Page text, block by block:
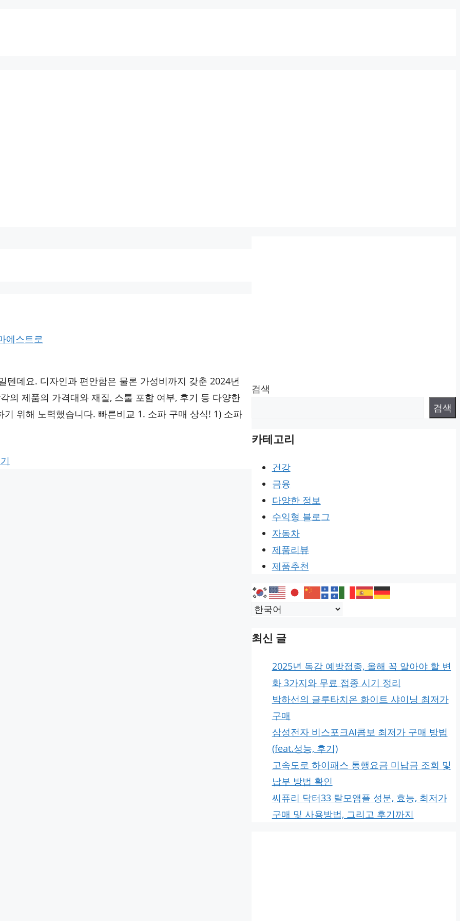
에스트로
데요. 디자인과 편안함은 물론 가성비까지 갖춘 2024년
의 제품의 가격대와 재질, 스툴 포함 여부, 후기 등 다양한
위해 노력했습니다. 빠른비교 1. 소파 구매 상식! 1) 소파
검색
검색
카테고리
건강
금융
다양한 정보
수익형 블로그
자동차
제품리뷰
제품추천
최신 글
2025년 독감 예방접종, 올해 꼭 알아야 할 변
화 3가지와 무료 접종 시기 정리
박하선의 글루타치온 화이트 샤이닝 최저가
구매
삼성전자 비스포크AI콤보 최저가 구매 방법
(feat.성능, 후기)
고속도로 하이패스 통행요금 미납금 조회 및
납부 방법 확인
씨퓨리 닥터33 탈모앰플 성분, 효능, 최저가
구매 및 사용방법, 그리고 후기까지